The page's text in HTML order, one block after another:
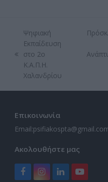
previous
post:
Ψηφιακή
Εκπαίδευση
στο 2ο
Κ.Α.Π.Η.
Χαλανδρίου
next
Επικοινωνία
Email:
Ακολουθήστε μας
Facebook
Instagram
LinkedIn